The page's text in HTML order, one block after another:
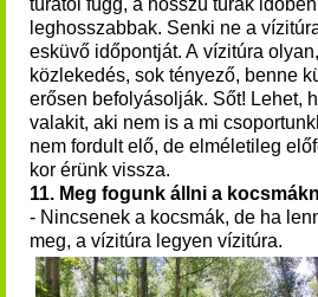
túrától függ, a hosszú túrák
leghosszabbak. Senki ne a
esküvő időpontját. A vízitúra
közlekedés, sok tényező, benne
erősen befolyásolják. Sőt! Lehet,
valakit, aki nem is a mi
nem fordult elő, de elméletileg
kor érünk vissza.
11. Meg fogunk állni a
- Nincsenek a kocsmák, de ha
meg, a vízitúra legyen vízitúra.